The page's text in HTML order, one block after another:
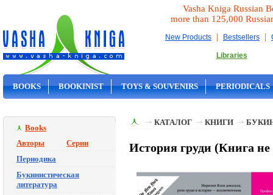
Vasha Kniga Russian
more than 125,000
New Products | Bestsellers |
Libraries
BOOKS BOOKINIST TOYS & SOUVENIRS PERIODICALS
Books
Авторы
Серии
Периодика
Букинистическая
литература
КАТАЛОГ КНИГИ
История груди (Книга